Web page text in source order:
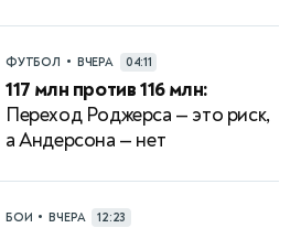
ФУТБОЛ • ВЧЕРА 04:11
117 млн против 116 млн:
Переход Роджерса — это риск,
а Андерсона — нет
БОИ • ВЧЕРА 12:23